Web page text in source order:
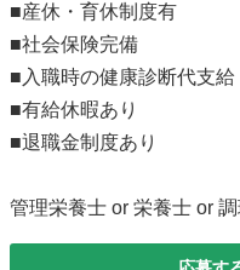
■産休・育休制度有
■社会保険完備
■入職時の健康診断代支給
■有給休暇あり
■退職金制度あり
管理栄養士 or 栄養士 or